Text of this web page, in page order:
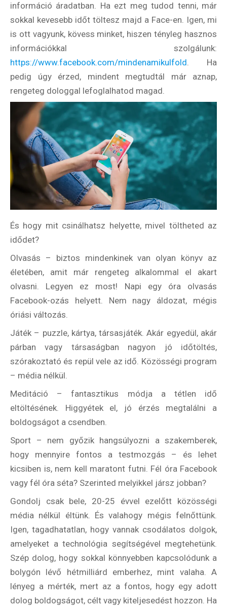
információ áradatban. Ha ezt meg tudod tenni, már
sokkal kevesebb időt töltesz majd a Face-en. Igen, mi
is ott vagyunk, kövess minket, hiszen tényleg hasznos
információkkal szolgálunk:
https://www.facebook.com/mindenamikulfold. Ha
pedig úgy érzed, mindent megtudtál már aznap,
rengeteg dologgal lefoglalhatod magad.
És hogy mit csinálhatsz helyette, mivel töltheted az
idődet?
Olvasás – biztos mindenkinek van olyan könyv az
életében, amit már rengeteg alkalommal el akart
olvasni. Legyen ez most! Napi egy óra olvasás
Facebook-ozás helyett. Nem nagy áldozat, mégis
óriási változás.
Játék – puzzle, kártya, társasjáték. Akár egyedül, akár
párban vagy társaságban nagyon jó időtöltés,
szórakoztató és repül vele az idő. Közösségi program
– média nélkül.
Meditáció – fantasztikus módja a tétlen idő
eltöltésének. Higgyétek el, jó érzés megtalálni a
boldogságot a csendben.
Sport – nem győzik hangsúlyozni a szakemberek,
hogy mennyire fontos a testmozgás – és lehet
kicsiben is, nem kell maratont futni. Fél óra Facebook
vagy fél óra séta? Szerinted melyikkel jársz jobban?
Gondolj csak bele, 20-25 évvel ezelőtt közösségi
média nélkül éltünk. És valahogy mégis felnőttünk.
Igen, tagadhatatlan, hogy vannak csodálatos dolgok,
amelyeket a technológia segítségével megtehetünk.
Szép dolog, hogy sokkal könnyebben kapcsolódunk a
bolygón lévő hétmilliárd emberhez, mint valaha. A
lényeg a mérték, mert az a fontos, hogy egy adott
dolog boldogságot, célt vagy kiteljesedést hozzon. Ha